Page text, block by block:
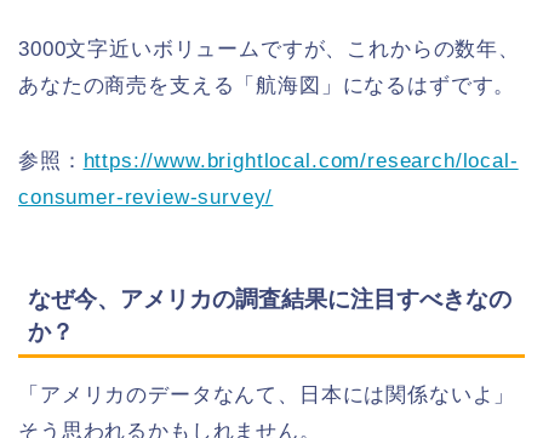
3000文字近いボリュームですが、これからの数年、
あなたの商売を支える「航海図」になるはずです。
参照： https://www.brightlocal.com/research/local-
consumer-review-survey/
なぜ今、アメリカの調査結果に注目すべきなの
か？
「アメリカのデータなんて、日本には関係ないよ」
そう思われるかもしれません。